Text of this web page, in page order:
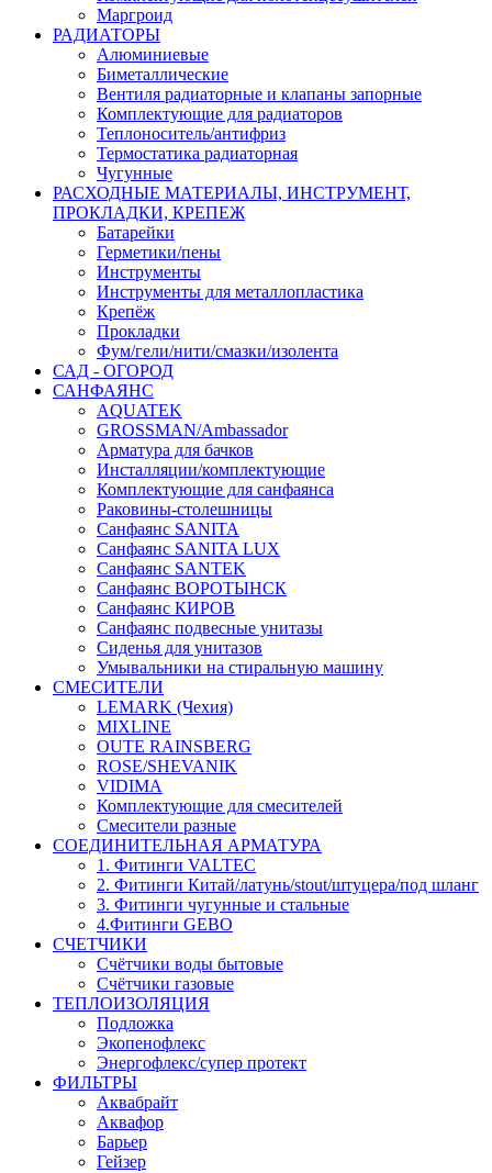
Маргроид
РАДИАТОРЫ
Алюминиевые
Биметаллические
Вентиля радиаторные и клапаны запорные
Комплектующие для радиаторов
Теплоноситель/антифриз
Термостатика радиаторная
Чугунные
РАСХОДНЫЕ МАТЕРИАЛЫ, ИНСТРУМЕНТ,
ПРОКЛАДКИ, КРЕПЕЖ
Батарейки
Герметики/пены
Инструменты
Инструменты для металлопластика
Крепёж
Прокладки
Фум/гели/нити/смазки/изолента
САД - ОГОРОД
САНФАЯНС
AQUATEK
GROSSMAN/Ambassador
Арматура для бачков
Инсталляции/комплектующие
Комплектующие для санфаянса
Раковины-столешницы
Санфаянс SANITA
Санфаянс SANITA LUX
Санфаянс SANTEK
Санфаянс ВОРОТЫНСК
Санфаянс КИРОВ
Санфаянс подвесные унитазы
Сиденья для унитазов
Умывальники на стиральную машину
СМЕСИТЕЛИ
LEMARK (Чехия)
MIXLINE
OUTE RAINSBERG
ROSE/SHEVANIK
VIDIMA
Комплектующие для смесителей
Смесители разные
СОЕДИНИТЕЛЬНАЯ АРМАТУРА
1. Фитинги VALTEC
2. Фитинги Китай/латунь/stout/штуцера/под шланг
3. Фитинги чугунные и стальные
4.Фитинги GEBO
СЧЕТЧИКИ
Счётчики воды бытовые
Счётчики газовые
ТЕПЛОИЗОЛЯЦИЯ
Подложка
Экопенофлекс
Энергофлекс/супер протект
ФИЛЬТРЫ
Аквабрайт
Аквафор
Барьер
Гейзер